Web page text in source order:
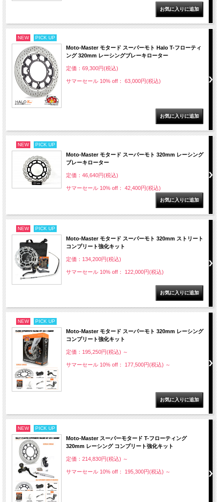
NEW PICK UP
Moto-Master モタード スーパーモト Halo T-フローティ
ング 320mm レーシングブレーキローター
定価：69,300円(税込)
サマーセール 10% off： 63,000円(税込)
NEW PICK UP
Moto-Master モタード スーパーモト 320mm レーシング
ブレーキローター
定価：46,640円(税込)
サマーセール 10% off： 42,400円(税込)
NEW PICK UP
Moto-Master モタード スーパーモト 320mm ストリート
コンプリート強化キット
定価：134,200円(税込)
サマーセール 10% off： 122,000円(税込)
NEW PICK UP
Moto-Master モタード スーパーモト 320mm レーシング
コンプリート強化キット
定価：195,250円(税込) ～
サマーセール 10% off： 177,500円(税込) ～
NEW PICK UP
Moto-Master スーパーモタード T-フローティング
320mm レーシング コンプリート強化キット
定価：214,830円(税込) ～
サマーセール 10% off： 195,300円(税込) ～